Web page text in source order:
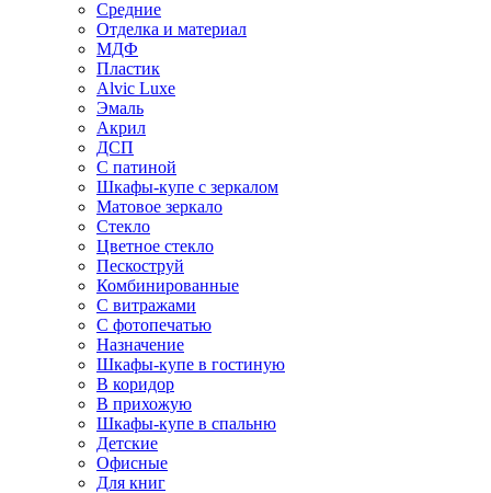
Средние
Отделка и материал
МДФ
Пластик
Alvic Luxe
Эмаль
Акрил
ДСП
С патиной
Шкафы-купе с зеркалом
Матовое зеркало
Стекло
Цветное стекло
Пескоструй
Комбинированные
С витражами
С фотопечатью
Назначение
Шкафы-купе в гостиную
В коридор
В прихожую
Шкафы-купе в спальню
Детские
Офисные
Для книг